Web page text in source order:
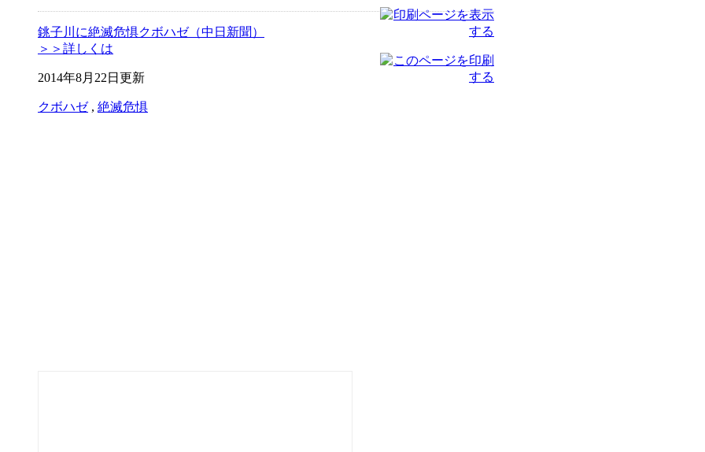
銚子川に絶滅危惧クボハゼ（中日新聞）
＞＞詳しくは
2014年8月22日更新
クボハゼ, 絶滅危惧